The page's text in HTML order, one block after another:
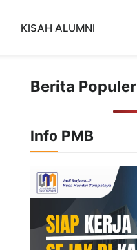
KISAH ALUMNI
Berita Populer
Info PMB